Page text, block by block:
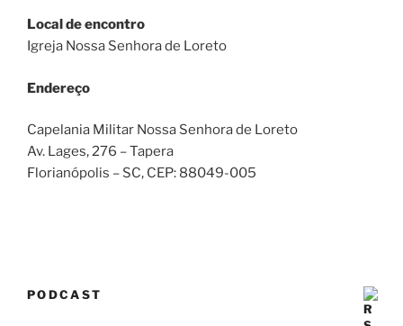
Local de encontro
Igreja Nossa Senhora de Loreto
Endereço
Capelania Militar Nossa Senhora de Loreto
Av. Lages, 276 – Tapera
Florianópolis – SC, CEP: 88049-005
PODCAST